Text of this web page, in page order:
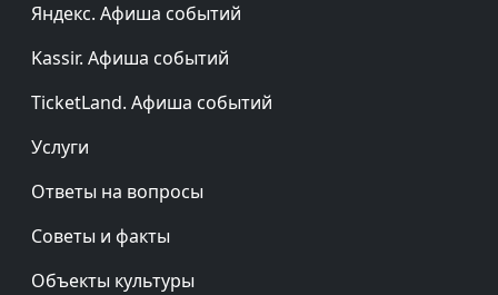
Яндекс. Афиша событий
Kassir. Афиша событий
TicketLand. Афиша событий
Услуги
Ответы на вопросы
Советы и факты
Объекты культуры